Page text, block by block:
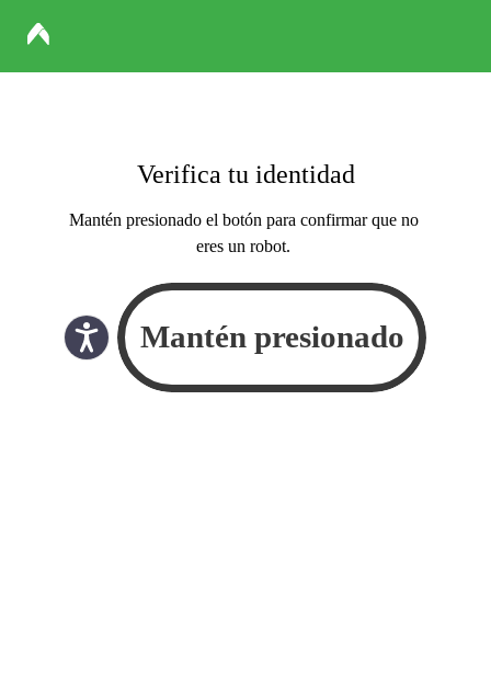
Verifica tu identidad
Mantén presionado el botón para confirmar que no
eres un robot.